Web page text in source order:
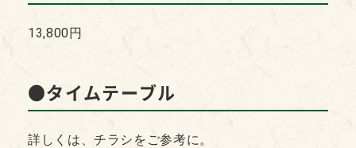
13,800円
●タイムテーブル
詳しくは、チラシをご参考に。